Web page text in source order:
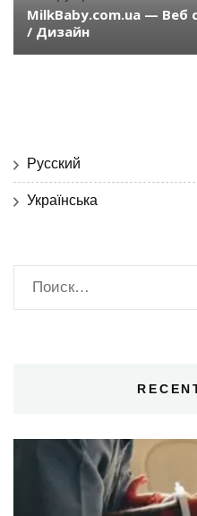
MilkBaby.com.ua — Веб
/ Дизайн
Русский
Українська
Найти: